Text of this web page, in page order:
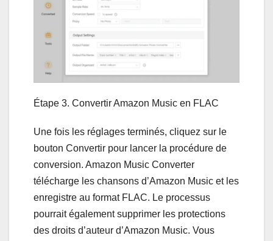
Étape 3. Convertir Amazon Music en FLAC
Une fois les réglages terminés, cliquez sur le
bouton Convertir pour lancer la procédure de
conversion. Amazon Music Converter
télécharge les chansons d’Amazon Music et les
enregistre au format FLAC. Le processus
pourrait également supprimer les protections
des droits d’auteur d’Amazon Music. Vous